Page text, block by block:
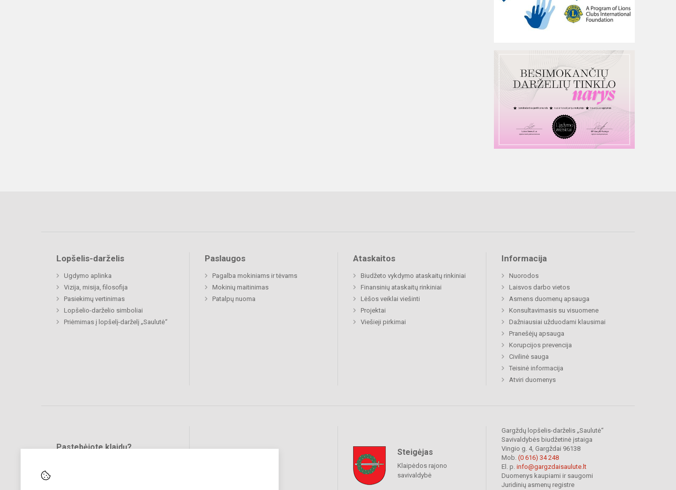
Lopšelis-darželis
Ugdymo aplinka
Vizija, misija, filosofija
Pasiekimų vertinimas
Lopšelio-darželio simboliai
Priėmimas į lopšelį-darželį „Saulutė“
Paslaugos
Pagalba mokiniams ir tėvams
Mokinių maitinimas
Patalpų nuoma
Ataskaitos
Biudžeto vykdymo ataskaitų rinkiniai
Finansinių ataskaitų rinkiniai
Lėšos veiklai viešinti
Projektai
Viešieji pirkimai
Informacija
Nuorodos
Laisvos darbo vietos
Asmens duomenų apsauga
Konsultavimasis su visuomene
Dažniausiai užduodami klausimai
Pranešėjų apsauga
Korupcijos prevencija
Civilinė sauga
Teisinė informacija
Atviri duomenys
Pastebėjote klaidų?
Steigėjas
Klaipėdos rajono
savivaldybė
Gargždų lopšelis-darželis „Saulutė“
Savivaldybės biudžetinė įstaiga
Vingio g. 4, Gargždai 96138
Mob. (0 616) 34 248
El. p. info@gargzdaisaulute.lt
Duomenys kaupiami ir saugomi
Juridinių asmenų registre